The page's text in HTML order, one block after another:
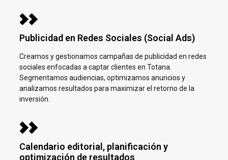
Publicidad en Redes Sociales (Social Ads)
Creamos y gestionamos campañas de publicidad en redes
sociales enfocadas a captar clientes en Totana.
Segmentamos audiencias, optimizamos anuncios y
analizamos resultados para maximizar el retorno de la
inversión.
Calendario editorial, planificación y
optimización de resultados